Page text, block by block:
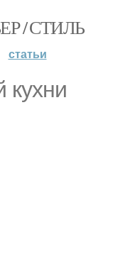
/ СТИЛЬ
статьи
кухни